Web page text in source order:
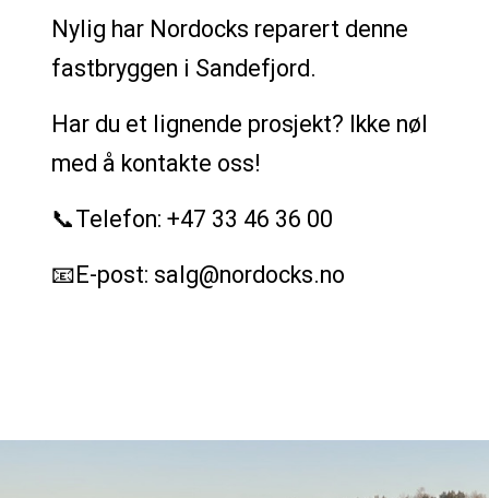
Nylig har Nordocks reparert denne
fastbryggen i Sandefjord.
Har du et lignende prosjekt? Ikke nøl
med å kontakte oss!
📞Telefon: +47 33 46 36 00
📧E-post: salg@nordocks.no